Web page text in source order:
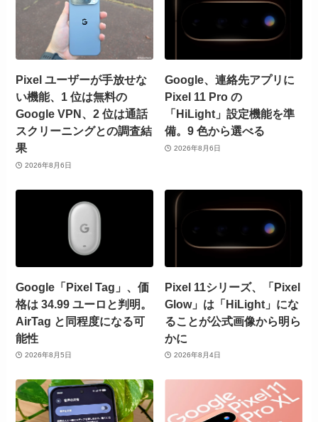
Pixel ユーザーが手放せな
い機能、1 位は無料の
Google VPN、2 位は通話
スクリーニングとの調査結
果
2026年8月6日
Google、連絡先アプリに
Pixel 11 Pro の
「HiLight」設定機能を準
備。9 色から選べる
2026年8月6日
Google「Pixel Tag」、価
格は 34.99 ユーロと判明。
AirTag と同程度になる可
能性
2026年8月5日
Pixel 11シリーズ、「Pixel
Glow」は「HiLight」にな
ることが公式画像から明ら
かに
2026年8月4日